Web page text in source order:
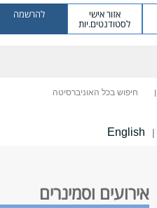
אזור אישי
לסטודנטים.יות
להרשמה
חיפוש בכל האוניברסיטה
|
English
אירועים וסמינרים